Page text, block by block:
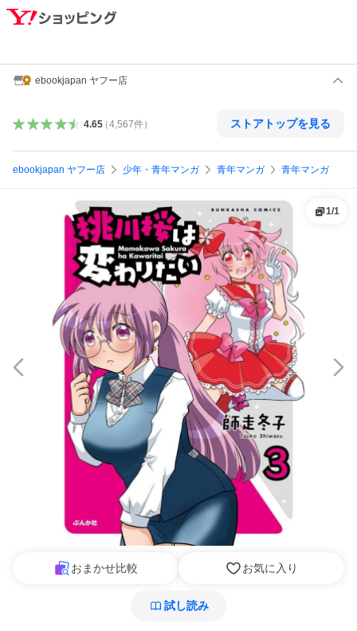
ebookjapan ヤフー店
4.65（4,567件） ストアトップを見る
ebookjapan ヤフー店 少年・青年マンガ 青年マンガ 青年マンガ
1/1
おまかせ比較 お気に入り
試し読み